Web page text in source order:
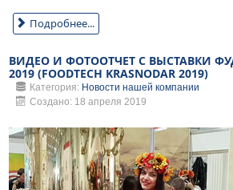
Подробнее...
ВИДЕО И ФОТООТЧЕТ С ВЫСТАВКИ
2019 (FOODTECH KRASNODAR 2019)
Категория: Новости нашей компании
Создано: 18 апреля 2019